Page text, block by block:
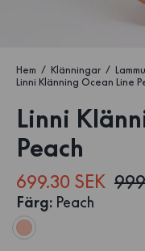
Hem Klänningar
Linni Klänning Ocean Line
Linni
Peach
699.30 SEK
Färg: Peach